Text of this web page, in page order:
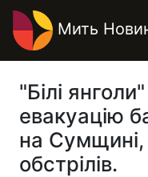
Мить
"Білі
евакуацію
на Сумщині,
обстрілів.